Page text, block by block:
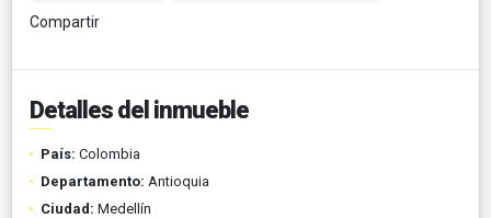
Compartir
Detalles del inmueble
País: Colombia
Departamento: Antioquia
Ciudad: Medellín